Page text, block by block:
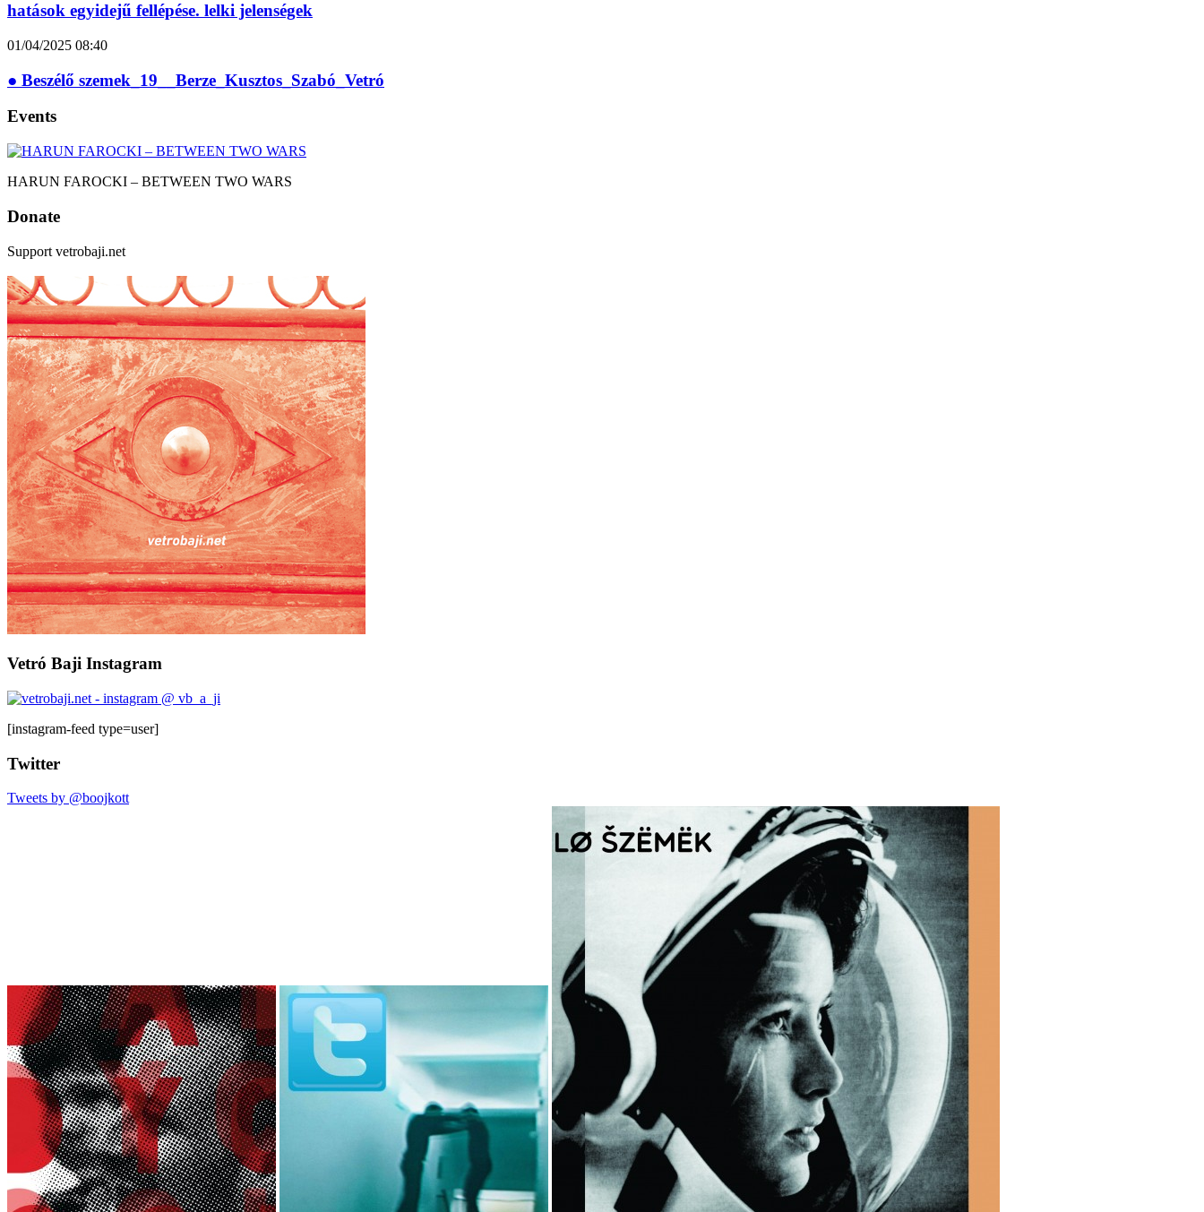
hatások egyidejű fellépése. lelki jelenségek
01/04/2025 08:40
● Beszélő szemek_19__Berze_Kusztos_Szabó_Vetró
Events
HARUN FAROCKI – BETWEEN TWO WARS
Donate
Support vetrobaji.net
Vetró Baji Instagram
[instagram-feed type=user]
Twitter
Tweets by @boojkott